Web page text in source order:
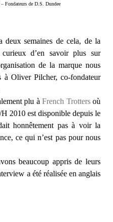
Fondateurs de D.S. Dundee
semaines de cela, de la
d’en savoir plus sur
de la marque nous
à Oliver Pilcher, co-fondateur
plu àFrench Trottersoù
2010 est disponible depuis le
honnêtement pas à voir la
ce qui n’est pas pour nous
beaucoup appris de leurs
a été réalisée en anglais